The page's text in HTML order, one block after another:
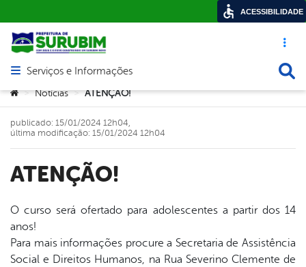
Acesso
Abrir menu principal de navegação
Serviços e Informações
Você está aqui:
> Notícias > ATENÇÃO!
ATENÇÃO!
publicado: 15/01/2024 12h04,
última modificação: 15/01/2024 12h04
O curso será ofertado para adolescentes a partir dos 14
anos!
Para mais informações procure a Secretaria de Assistência
Social e Direitos Humanos, na Rua Severino Clemente de
ACESSIBILIDADE